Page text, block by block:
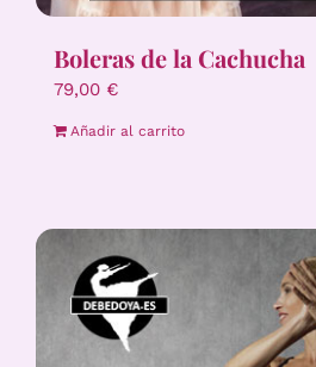
Boleras de la Cachucha
79,00 €
Añadir al carrito